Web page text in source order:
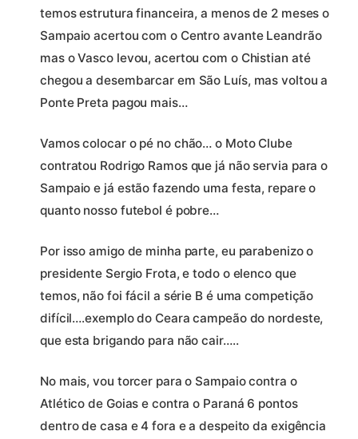
temos estrutura financeira, a menos de 2 meses o
Sampaio acertou com o Centro avante Leandrão
mas o Vasco levou, acertou com o Chistian até
chegou a desembarcar em São Luís, mas voltou a
Ponte Preta pagou mais…
Vamos colocar o pé no chão… o Moto Clube
contratou Rodrigo Ramos que já não servia para o
Sampaio e já estão fazendo uma festa, repare o
quanto nosso futebol é pobre…
Por isso amigo de minha parte, eu parabenizo o
presidente Sergio Frota, e todo o elenco que
temos, não foi fácil a série B é uma competição
difícil….exemplo do Ceara campeão do nordeste,
que esta brigando para não cair…..
No mais, vou torcer para o Sampaio contra o
Atlético de Goias e contra o Paraná 6 pontos
dentro de casa e 4 fora e a despeito da exigência